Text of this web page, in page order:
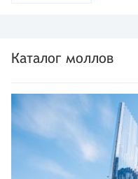
Каталог моллов